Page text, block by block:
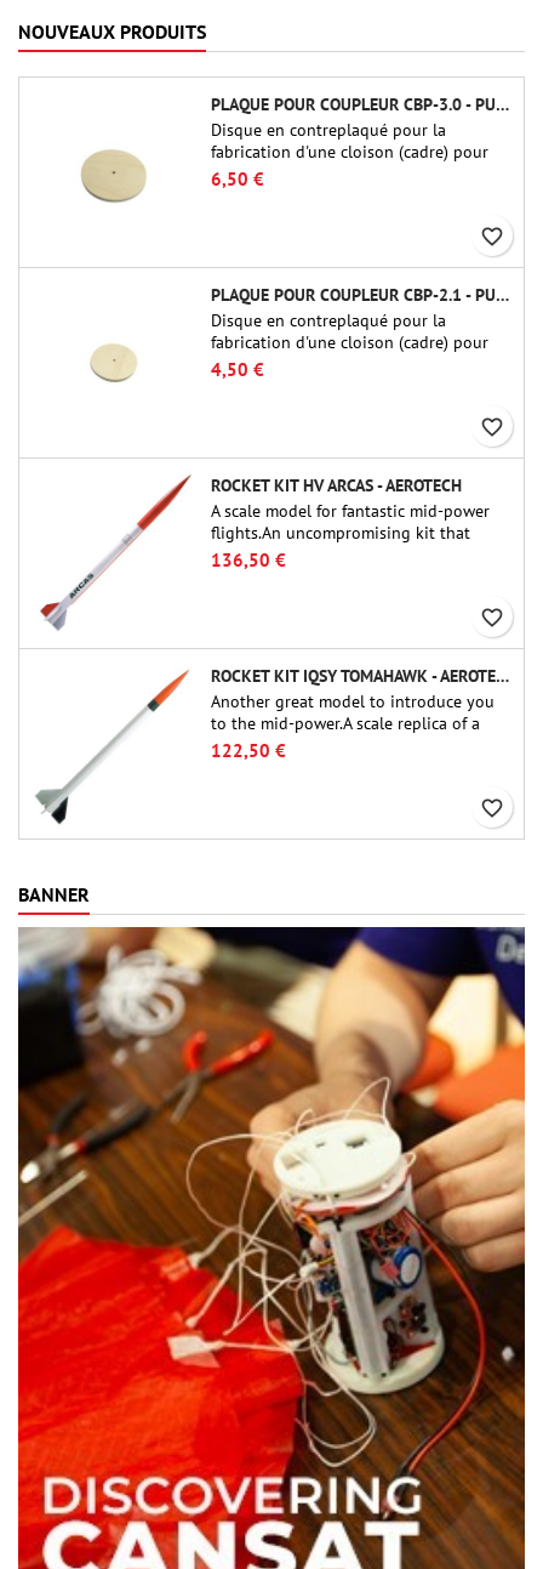
NOUVEAUX PRODUITS
PLAQUE POUR COUPLEUR CBP-3.0 - PUBLIC MISSILES LTD.
Disque en contreplaqué pour la
fabrication d'une cloison (cadre) pour
raccords tubulaires de 75 mm de Public
Missiles Ltd. (PT-3.0/QT-3.0)
6,50 €
favorite_border
PLAQUE POUR COUPLEUR CBP-2.1 - PUBLIC MISSILES LTD.
Disque en contreplaqué pour la
fabrication d'une cloison (cadre) pour
raccords tubulaires de 54 mm de Public
Missiles Ltd. (PT-2.1 ou QT-2.1)
4,50 €
favorite_border
ROCKET KIT HV ARCAS - AEROTECH
A scale model for fantastic mid-power
flights.An uncompromising kit that
allows you to build a replica of one of
the most famous sounding-rocket ever.
136,50 €
favorite_border
ROCKET KIT IQSY TOMAHAWK - AEROTECH
Another great model to introduce you
to the mid-power.A scale replica of a
famous sounding rocket, small in size
and peefect to move to higher-level kits.
122,50 €
favorite_border
BANNER